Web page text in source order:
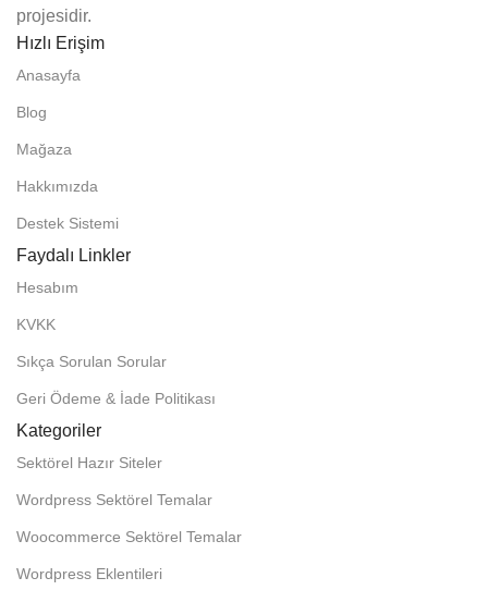
projesidir.
Hızlı Erişim
Anasayfa
Blog
Mağaza
Hakkımızda
Destek Sistemi
Faydalı Linkler
Hesabım
KVKK
Sıkça Sorulan Sorular
Geri Ödeme & İade Politikası
Kategoriler
Sektörel Hazır Siteler
Wordpress Sektörel Temalar
Woocommerce Sektörel Temalar
Wordpress Eklentileri